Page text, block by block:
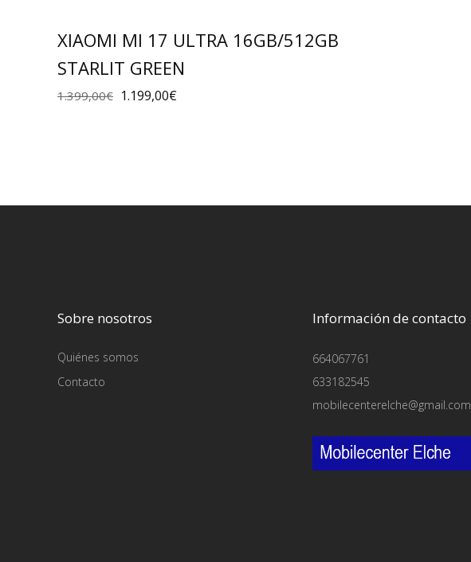
XIAOMI MI 17 ULTRA 16GB/512GB
STARLIT GREEN
1.399,00€ 1.199,00€
Sobre nosotros
Quiénes somos
Contacto
Información de contacto
664067761
633182545
mobilecenterelche@gmail.com